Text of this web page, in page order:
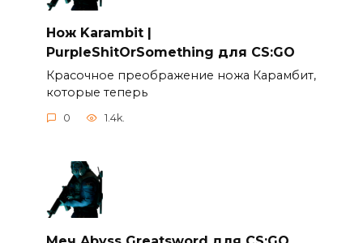
Нож Karambit |
PurpleShitOrSomething для CS:GO
Красочное преображение ножа Карамбит,
которые теперь
0 1.4k.